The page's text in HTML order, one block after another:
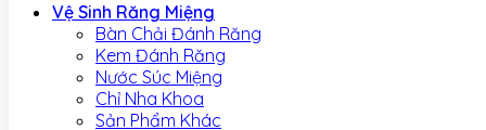
Vệ Sinh Răng Miệng
Bàn Chải Đánh Răng
Kem Đánh Răng
Nước Súc Miệng
Chỉ Nha Khoa
Sản Phẩm Khác